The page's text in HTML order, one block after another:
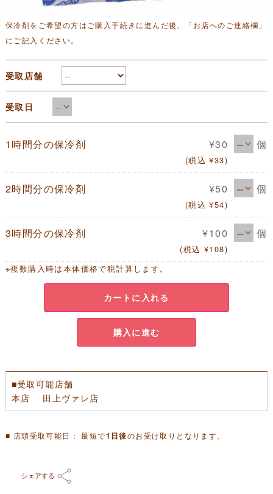
保冷剤をご希望の方はご購入手続きに進んだ後、「お店へのご連絡欄」
にご記入ください。
受取店舗
受取日
1時間分の保冷剤 ¥30
(税込 ¥33)
個
2時間分の保冷剤 ¥50
(税込 ¥54)
個
3時間分の保冷剤 ¥100
(税込 ¥108)
個
※複数購入時は本体価格で税計算します。
カートに入れる
購入に進む
■受取可能店舗
本店 田上ヴァレ店
■ 店頭受取可能日： 最短で1日後のお受け取りとなります。
シェアする